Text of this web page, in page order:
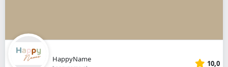
HappyName
10,0